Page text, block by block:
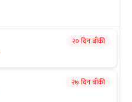
२० दिन बाँकी
२७ दिन बाँकी